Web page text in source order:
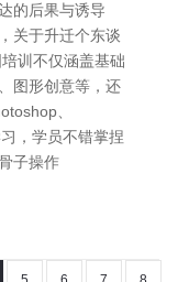
的后果与诱导
关于升迁个东谈
训不仅涵盖基础
图形创意等，还
、
，学员不错掌捏
子操作